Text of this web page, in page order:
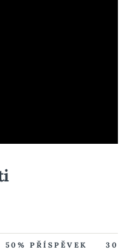
50% PŘÍSPĚVEK